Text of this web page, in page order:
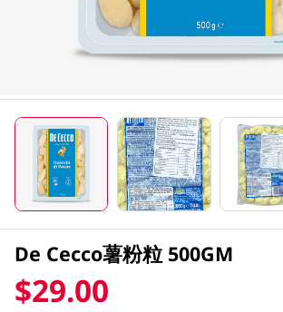
De Cecco薯粉粒 500GM
$29.00